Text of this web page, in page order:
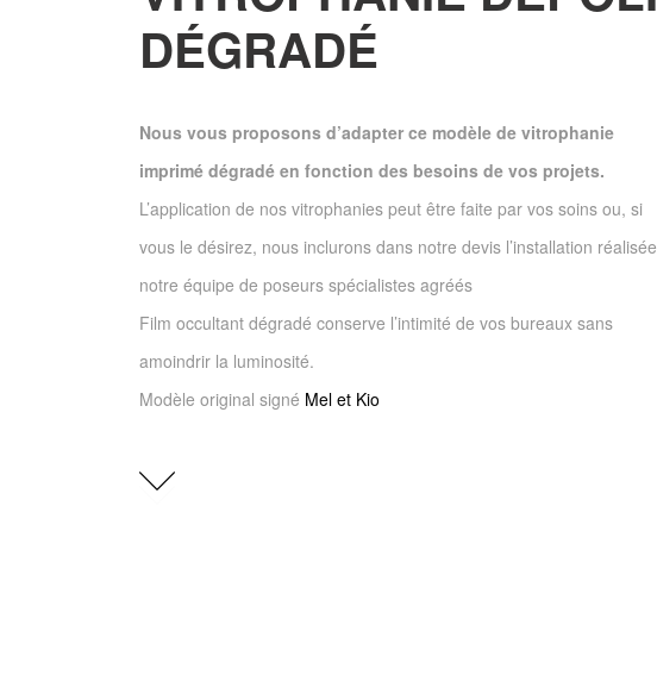
DÉGRADÉ
Nous vous proposons d’adapter ce modèle de vitrophanie
imprimé dégradé en fonction des besoins de vos projets.
L’application de nos vitrophanies peut être faite par vos soins ou, si
vous le désirez, nous inclurons dans notre devis l’installation réalisée
notre équipe de poseurs spécialistes agréés
Film occultant dégradé conserve l’intimité de vos bureaux sans
amoindrir la luminosité.
Modèle original signé Mel et Kio